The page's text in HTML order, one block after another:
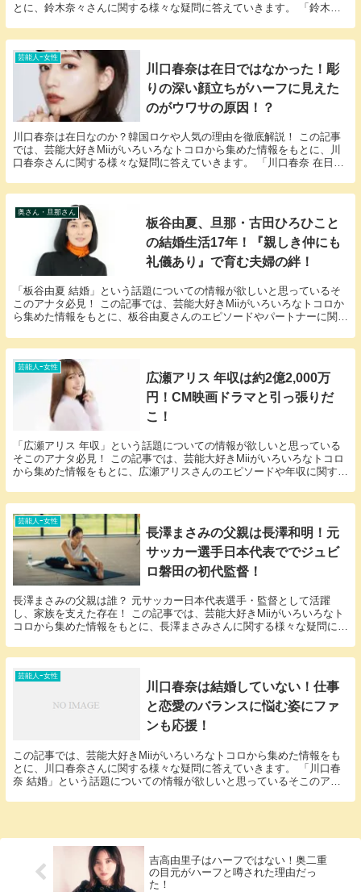
とに、鈴木奈々さんに関する様々な疑問に答えていきます。 「鈴木
芸能人ｰ女性
川口春奈は在日ではなかった！彫
りの深い顔立ちがハーフに見えた
のがウワサの原因！？
川口春奈は在日なのか？韓国ロケや人気の理由を徹底解説！ この記事
では、芸能大好きMiiがいろいろなトコロから集めた情報をもとに、川
口春奈さんに関する様々な疑問に答えていきます。 「川口春奈 在日」
奥さん・旦那さん
板谷由夏、旦那・古田ひろひこと
の結婚生活17年！『親しき仲にも
礼儀あり』で育む夫婦の絆！
「板谷由夏 結婚」という話題についての情報が欲しいと思っているそ
このアナタ必見！ この記事では、芸能大好きMiiがいろいろなトコロか
ら集めた情報をもとに、板谷由夏さんのエピソードやパートナーに関す
芸能人ｰ女性
広瀬アリス 年収は約2億2,000万
円！CM映画ドラマと引っ張りだ
こ！
「広瀬アリス 年収」という話題についての情報が欲しいと思っている
そこのアナタ必見！ この記事では、芸能大好きMiiがいろいろなトコロ
から集めた情報をもとに、広瀬アリスさんのエピソードや年収に関する
芸能人ｰ女性
長澤まさみの父親は長澤和明！元
サッカー選手日本代表ででジュビ
ロ磐田の初代監督！
長澤まさみの父親は誰？ 元サッカー日本代表選手・監督として活躍
し、家族を支えた存在！ この記事では、芸能大好きMiiがいろいろなト
コロから集めた情報をもとに、長澤まさみさんに関する様々な疑問に答
芸能人ｰ女性
川口春奈は結婚していない！仕事
と恋愛のバランスに悩む姿にファ
ンも応援！
この記事では、芸能大好きMiiがいろいろなトコロから集めた情報をも
とに、川口春奈さんに関する様々な疑問に答えていきます。 「川口春
奈 結婚」という話題についての情報が欲しいと思っているそこのアナ
吉高由里子はハーフではない！奥二重
の目元がハーフと噂された理由だっ
た！